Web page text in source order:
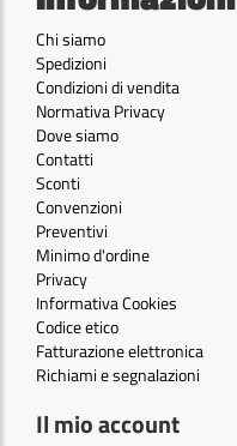
Chi siamo
Spedizioni
Condizioni di vendita
Normativa Privacy
Dove siamo
Contatti
Sconti
Convenzioni
Preventivi
Minimo d'ordine
Privacy
Informativa Cookies
Codice etico
Fatturazione elettronica
Richiami e segnalazioni
Il mio account